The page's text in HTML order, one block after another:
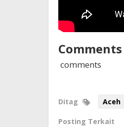
Comments
comments
Ditag Aceh
Posting Terkait